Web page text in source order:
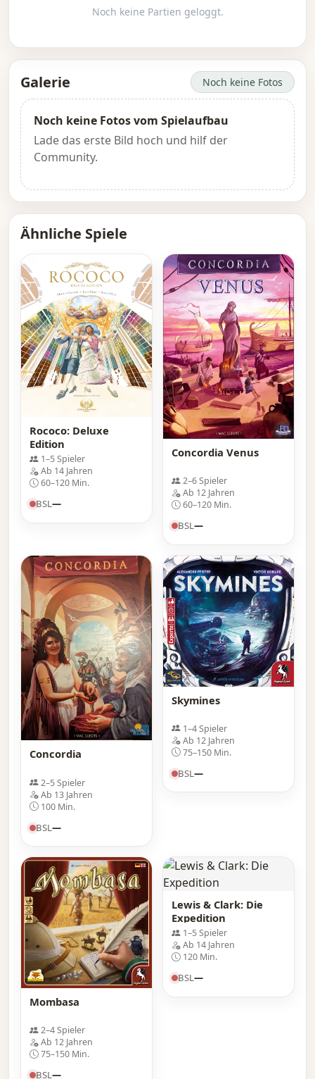
Noch keine Partien geloggt.
Galerie Noch keine Fotos
Noch keine Fotos vom Spielaufbau
Lade das erste Bild hoch und hilf der
Community.
Ähnliche Spiele
Rococo: Deluxe
Edition
1–5 Spieler
Ab 14 Jahren
60–120 Min.
BSL—
Concordia Venus
2–6 Spieler
Ab 12 Jahren
60–120 Min.
BSL—
Concordia
2–5 Spieler
Ab 13 Jahren
100 Min.
BSL —
Skymines
1–4 Spieler
Ab 12 Jahren
75–150 Min.
BSL—
Mombasa
2–4 Spieler
Ab 12 Jahren
75–150 Min.
BSL—
Lewis & Clark: Die
Expedition
1–5 Spieler
Ab 14 Jahren
120 Min.
BSL—